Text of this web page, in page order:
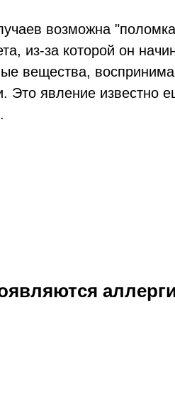
возможна
из-за которой он
вещества,
Это явление известно